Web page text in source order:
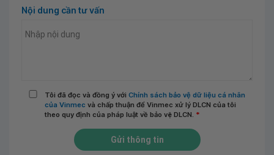
Nội dung cần tư vấn
Tôi đã đọc và đồng ý với Chính sách bảo vệ dữ liệu cá nhân
của Vinmec và chấp thuận để Vinmec xử lý DLCN của tôi
theo quy định của pháp luật về bảo vệ DLCN. *
Gửi thông tin